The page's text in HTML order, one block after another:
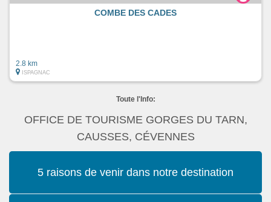
COMBE DES CADES
2.8 km
ISPAGNAC
Toute l'Info:
OFFICE DE TOURISME GORGES DU TARN,
CAUSSES, CÉVENNES
5 raisons de venir dans notre destination